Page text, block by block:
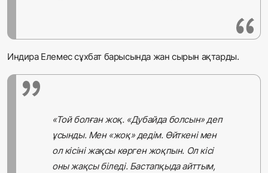
Индира Елемес сұхбат барысында жан сырын ақтарды.
«Той болған жоқ. «Дубайда болсын» деп
ұсынды. Мен «жоқ» дедім. Өйткені мен
ол кісіні жақсы көрген жоқпын. Ол кісі
оны жақсы біледі. Бастапқыда айттым,